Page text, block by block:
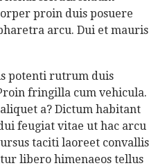
proin duis posuere
arcu. Dui et mauris
potenti rutrum duis
fringilla cum vehicula.
a? Dictum habitant
feugiat vitae ut hac arcu
taciti laoreet convallis
libero himenaeos tellus